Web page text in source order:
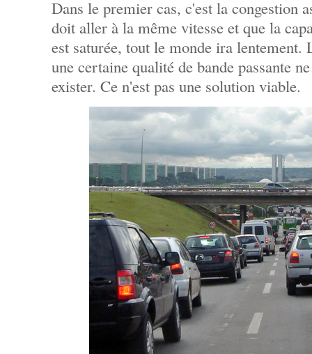
Dans le premier cas, c'est la congestion
doit aller à la même vitesse et que la
est saturée, tout le monde ira lentement.
une certaine qualité de bande passante
exister. Ce n'est pas une solution viable.